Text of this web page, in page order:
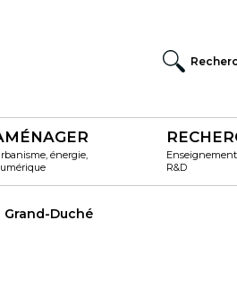
énergie,
R&D
Grand-Duché